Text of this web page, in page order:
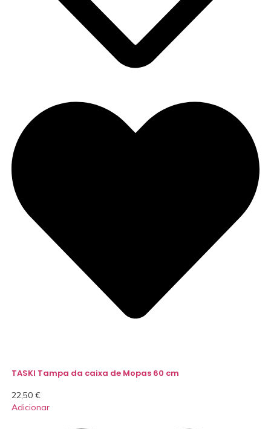
TASKI Tampa da caixa de Mopas 60 cm
22,50 €
Adicionar